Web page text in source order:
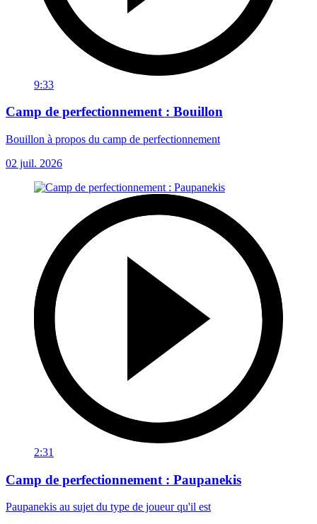
9:33
Camp de perfectionnement : Bouillon
Bouillon à propos du camp de perfectionnement
02 juil. 2026
2:31
Camp de perfectionnement : Paupanekis
Paupanekis au sujet du type de joueur qu'il est